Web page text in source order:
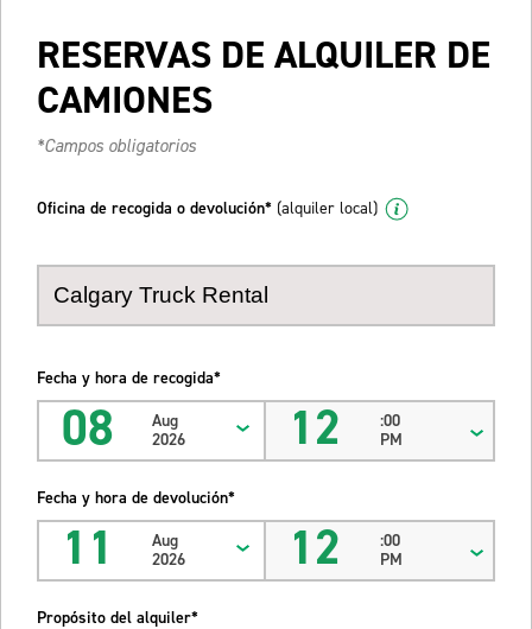
RESERVAS DE ALQUILER DE
CAMIONES
*Campos obligatorios
Oficina de recogida o devolución* (alquiler local)
Fecha y hora de recogida*
08
Aug
2026
12
:00
PM
Fecha y hora de devolución*
11
Aug
2026
12
:00
PM
Propósito del alquiler*